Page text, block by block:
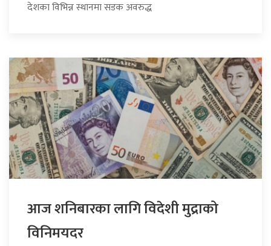
देशका विभिन्न स्थानमा सडक अवरुद्ध
आज शनिबारका लागि विदेशी मुद्राको
विनिमयदर